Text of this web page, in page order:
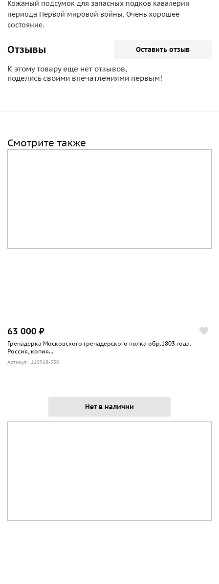
Кожаный подсумок для запасных подков кавалерии
периода Первой мировой войны. Очень хорошее
состояние.
Отзывы Оставить отзыв
К этому товару еще нет отзывов,
поделись своими впечатлениями первым!
Смотрите также
63 000 ₽
Гренадерка Московского гренадерского полка обр.1803 года.
Россия, копия...
Артикул: 110968-530
Нет в наличии